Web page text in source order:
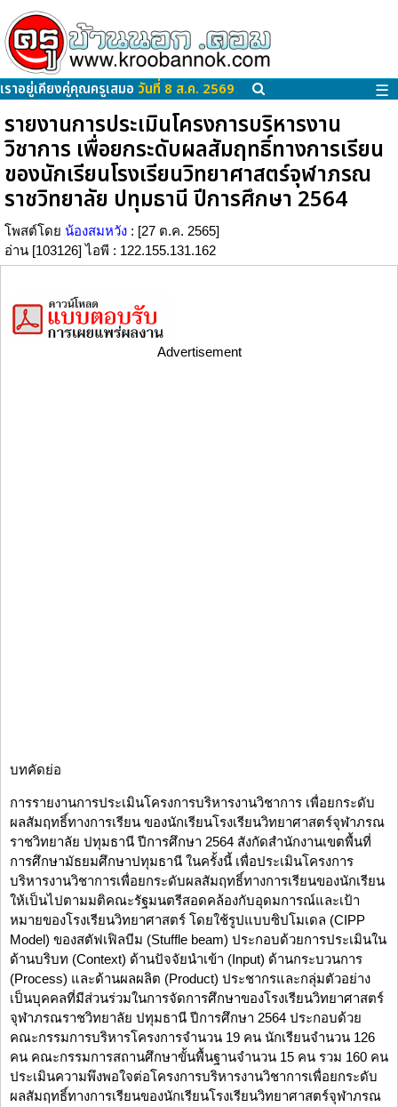
เราอยู่เคียงคู่คุณครูเสมอ วันที่ 8 ส.ค. 2569 ☰
รายงานการประเมินโครงการบริหารงาน
วิชาการ เพื่อยกระดับผลสัมฤทธิ์ทางการเรียน
ของนักเรียนโรงเรียนวิทยาศาสตร์จุฬาภรณ
ราชวิทยาลัย ปทุมธานี ปีการศึกษา 2564
โพสต์โดย น้องสมหวัง : [27 ต.ค. 2565]
อ่าน [103126] ไอพี : 122.155.131.162
Advertisement
บทคัดย่อ
การรายงานการประเมินโครงการบริหารงานวิชาการ เพื่อยกระดับ
ผลสัมฤทธิ์ทางการเรียน ของนักเรียนโรงเรียนวิทยาศาสตร์จุฬาภรณ
ราชวิทยาลัย ปทุมธานี ปีการศึกษา 2564 สังกัดสำนักงานเขตพื้นที่
การศึกษามัธยมศึกษาปทุมธานี ในครั้งนี้ เพื่อประเมินโครงการ
บริหารงานวิชาการเพื่อยกระดับผลสัมฤทธิ์ทางการเรียนของนักเรียน
ให้เป็นไปตามมติคณะรัฐมนตรีสอดคล้องกับอุดมการณ์และเป้า
หมายของโรงเรียนวิทยาศาสตร์ โดยใช้รูปแบบซิปโมเดล (CIPP
Model) ของสตัฟเฟิลบีม (Stuffle beam) ประกอบด้วยการประเมินใน
ด้านบริบท (Context) ด้านปัจจัยนำเข้า (Input) ด้านกระบวนการ
(Process) และด้านผลผลิต (Product) ประชากรและกลุ่มตัวอย่าง
เป็นบุคคลที่มีส่วนร่วมในการจัดการศึกษาของโรงเรียนวิทยาศาสตร์
จุฬาภรณราชวิทยาลัย ปทุมธานี ปีการศึกษา 2564 ประกอบด้วย
คณะกรรมการบริหารโครงการจำนวน 19 คน นักเรียนจำนวน 126
คน คณะกรรมการสถานศึกษาขั้นพื้นฐานจำนวน 15 คน รวม 160 คน
ประเมินความพึงพอใจต่อโครงการบริหารงานวิชาการเพื่อยกระดับ
ผลสัมฤทธิ์ทางการเรียนของนักเรียนโรงเรียนวิทยาศาสตร์จุฬาภรณ